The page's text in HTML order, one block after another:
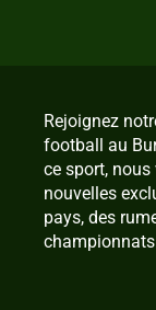
Rejoignez
football au
ce sport,
nouvelles
pays, des